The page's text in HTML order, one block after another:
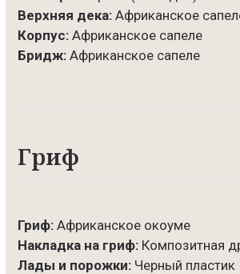
Верхняя дека: Африканское
Корпус: Африканское сапеле
Бридж:Африканское сапеле
Гриф
Гриф: Африканское окоуме
Накладка на гриф: Композитная
Лады и порожки: Черный пластик